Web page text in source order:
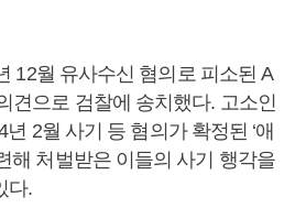
12월 유사수신 혐의로 피소된 A
견으로 검찰에 송치했다. 고소인
2월 사기 등 혐의가 확정된 ‘애
해 처벌받은 이들의 사기 행각을
다.